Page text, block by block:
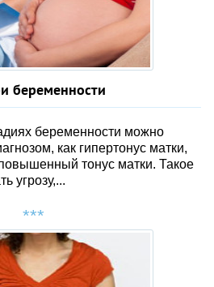
беременности
беременности можно
как гипертонус матки,
тонус матки. Такое
угрозу,...